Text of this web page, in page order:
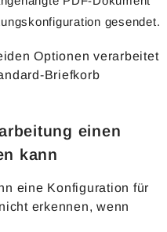
gesendet.
Optionen verarbeitet
Briefkorb
einen
kann
eine Konfiguration für
erkennen, wenn